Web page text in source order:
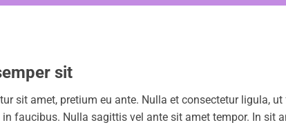
sit
sit amet, pretium eu ante. Nulla et consectetur ligula,
faucibus. Nulla sagittis vel ante sit amet tempor. In sit